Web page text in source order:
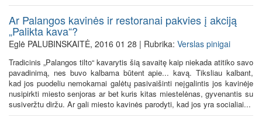
Ar Palangos kavinės ir restoranai pakvies į akciją
„Palikta kava“?
Eglė PALUBINSKAITĖ, 2016 01 28 | Rubrika: Verslas pinigai
Tradicinis „Palangos tilto“ kavarytis šią savaitę kaip niekada atitiko savo
pavadinimą, nes buvo kalbama būtent apie... kavą. Tiksliau kalbant,
kad jos puodeliu nemokamai galėtų pasivaišinti neįgalintis jos kavinėje
nusipirkti miesto senjoras ar bet kuris kitas miestelėnas, gyvenantis su
susiveržtu diržu. Ar gali miesto kavinės parodyti, kad jos yra socialiai...